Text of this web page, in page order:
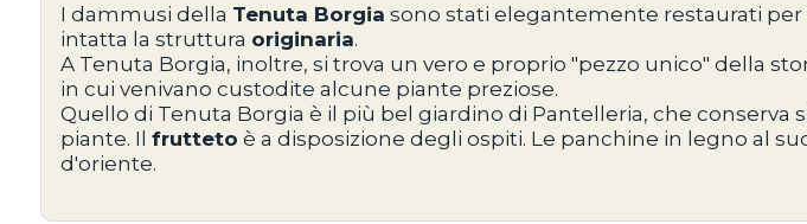
I dammusi della Tenuta Borgia sono stati elegantemente restaurati
intatta la struttura originaria.
A Tenuta Borgia, inoltre, si trova un vero e proprio "pezzo unico" della
in cui venivano custodite alcune piante preziose.
Quello di Tenuta Borgia è il più bel giardino di Pantelleria, che conserva
piante. Il frutteto è a disposizione degli ospiti. Le panchine in legno al
d'oriente.